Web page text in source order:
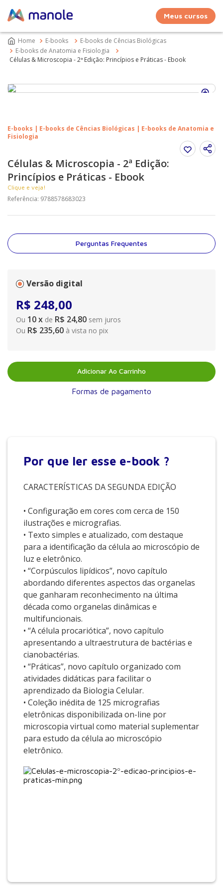
Meus cursos
E-books
E-books de Cências Biológicas
E-books de Anatomia e Fisiologia
Células & Microscopia - 2ª Edição: Princípios e Práticas - Ebook
E-books | E-books de Cências Biológicas | E-books de Anatomia e
Fisiologia
Células & Microscopia - 2ª Edição:
Princípios e Práticas - Ebook
Clique e veja!
Referência: 9788578683023
Perguntas Frequentes
Versão digital
R$ 248,00
Ou 10x de R$ 24,80 sem juros
Ou R$ 235,60 à vista no pix
Adicionar Ao Carrinho
Formas de pagamento
Por que ler esse e-book ?
CARACTERÍSTICAS DA SEGUNDA EDIÇÃO
• Configuração em cores com cerca de 150
ilustrações e micrografias.
• Texto simples e atualizado, com destaque
para a identificação da célula ao microscópio de
luz e eletrônico.
• “Corpúsculos lipídicos”, novo capítulo
abordando diferentes aspectos das organelas
que ganharam reconhecimento na última
década como organelas dinâmicas e
multifuncionais.
• “A célula procariótica”, novo capítulo
apresentando a ultraestrutura de bactérias e
cianobactérias.
• “Práticas”, novo capítulo organizado com
atividades didáticas para facilitar o
aprendizado da Biologia Celular.
• Coleção inédita de 125 micrografias
eletrônicas disponibilizada on-line por
microscopia virtual como material suplementar
para estudo da célula ao microscópio
eletrônico.